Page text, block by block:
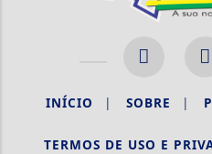
INÍCIO | SOBRE |
TERMOS DE USO E